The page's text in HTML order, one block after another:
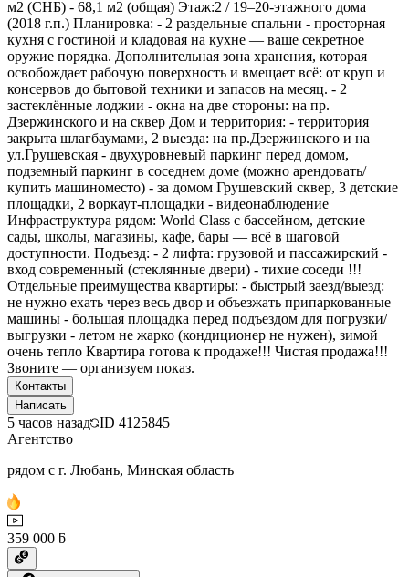
м2 (СНБ) - 68,1 м2 (общая) Этаж:2 / 19–20-этажного дома
(2018 г.п.) Планировка: - 2 раздельные спальни - просторная
кухня с гостиной и кладовая на кухне — ваше секретное
оружие порядка. Дополнительная зона хранения, которая
освобождает рабочую поверхность и вмещает всё: от круп и
консервов до бытовой техники и запасов на месяц. - 2
застеклённые лоджии - окна на две стороны: на пр.
Дзержинского и на сквер Дом и территория: - территория
закрыта шлагбаумами, 2 выезда: на пр.Дзержинского и на
ул.Грушевская - двухуровневый паркинг перед домом,
подземный паркинг в соседнем доме (можно арендовать/
купить машиноместо) - за домом Грушевский сквер, 3 детские
площадки, 2 воркаут-площадки - видеонаблюдение
Инфраструктура рядом: World Class с бассейном, детские
сады, школы, магазины, кафе, бары — всё в шаговой
доступности. Подъезд: - 2 лифта: грузовой и пассажирский -
вход современный (стеклянные двери) - тихие соседи !!!
Отдельные преимущества квартиры: - быстрый заезд/выезд:
не нужно ехать через весь двор и объезжать припаркованные
машины - большая площадка перед подъездом для погрузки/
выгрузки - летом не жарко (кондиционер не нужен), зимой
очень тепло Квартира готова к продаже!!! Чистая продажа!!!
Звоните — организуем показ.
Контакты
Написать
5 часов назад ID 4125845
Агентство
рядом с г. Любань, Минская область
359 000 ƃ